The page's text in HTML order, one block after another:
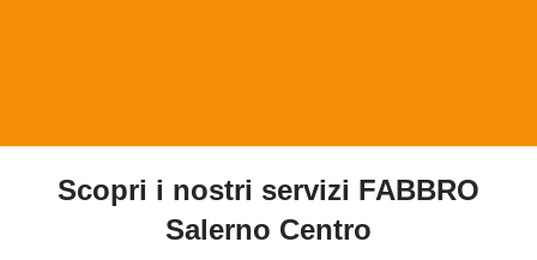
Scopri i nostri servizi FABBRO
Salerno Centro